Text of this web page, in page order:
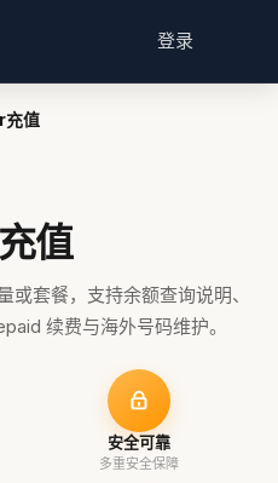
登录
充值
值
套餐，支持余额查询说明、
续费与海外号码维护。
安全可靠
多重安全保障